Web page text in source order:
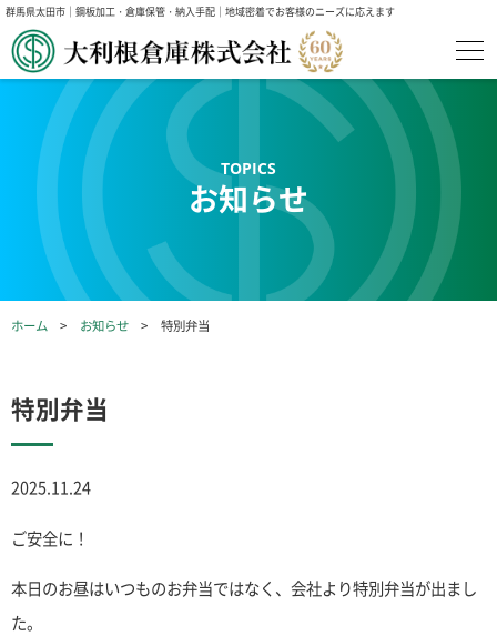
群馬県太田市｜鋼板加工・倉庫保管・納入手配｜地域密着でお客様のニーズに応えます
お知らせ
ホーム お知らせ 特別弁当
特別弁当
2025.11.24
ご安全に！
本日のお昼はいつものお弁当ではなく、会社より特別弁当が出まし
た。